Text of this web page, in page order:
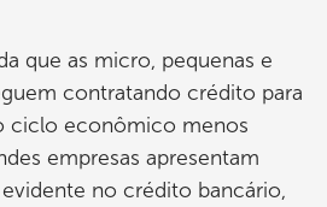
que as micro, pequenas e
contratando crédito para
ciclo econômico menos
empresas apresentam
no crédito bancário,